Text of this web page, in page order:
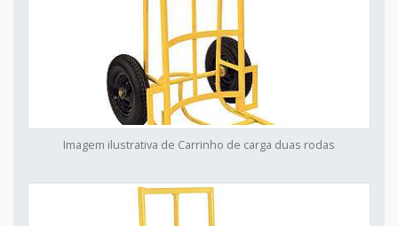
Imagem ilustrativa de Carrinho de carga duas rodas